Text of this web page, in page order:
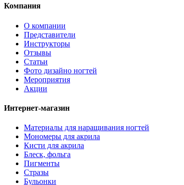
Компания
О компании
Представители
Инструкторы
Отзывы
Статьи
Фото дизайно ногтей
Мероприятия
Акции
Интернет-магазин
Материалы для наращивания ногтей
Мономеры для акрила
Кисти для акрила
Блеск, фольга
Пигменты
Стразы
Бульонки